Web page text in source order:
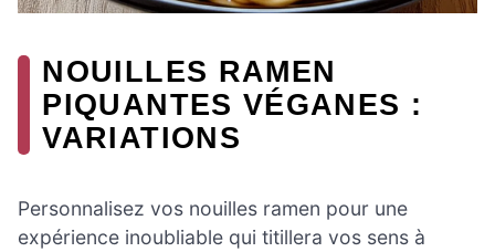
NOUILLES RAMEN
PIQUANTES VÉGANES :
VARIATIONS
Personnalisez vos nouilles ramen pour une
expérience inoubliable qui titillera vos sens à